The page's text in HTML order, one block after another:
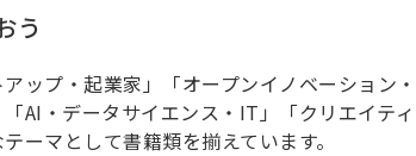
う
アップ・起業家」「オープンイノベーション・
AI・データサイエンス・IT」「クリエイティ
ーマとして書籍類を揃えています。